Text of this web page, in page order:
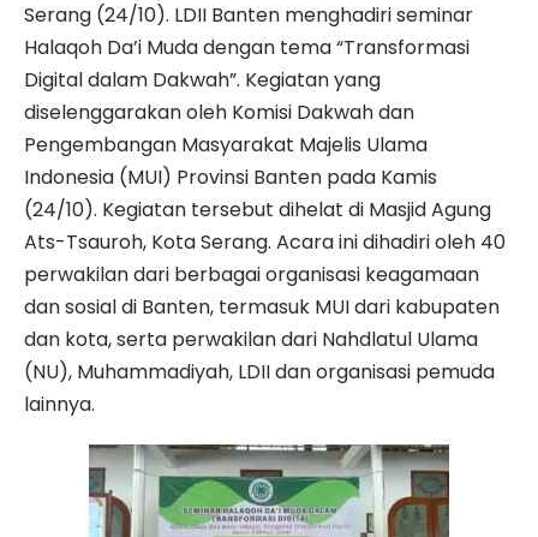
Serang (24/10). LDII Banten menghadiri seminar
Halaqoh Da’i Muda dengan tema “Transformasi
Digital dalam Dakwah”. Kegiatan yang
diselenggarakan oleh Komisi Dakwah dan
Pengembangan Masyarakat Majelis Ulama
Indonesia (MUI) Provinsi Banten pada Kamis
(24/10). Kegiatan tersebut dihelat di Masjid Agung
Ats-Tsauroh, Kota Serang. Acara ini dihadiri oleh 40
perwakilan dari berbagai organisasi keagamaan
dan sosial di Banten, termasuk MUI dari kabupaten
dan kota, serta perwakilan dari Nahdlatul Ulama
(NU), Muhammadiyah, LDII dan organisasi pemuda
lainnya.